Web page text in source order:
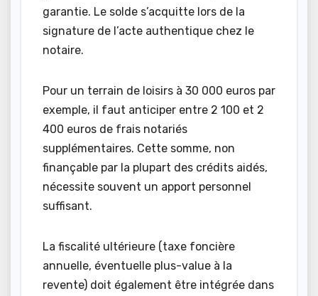
garantie. Le solde s’acquitte lors de la
signature de l’acte authentique chez le
notaire.
Pour un terrain de loisirs à 30 000 euros par
exemple, il faut anticiper entre 2 100 et 2
400 euros de frais notariés
supplémentaires. Cette somme, non
finançable par la plupart des crédits aidés,
nécessite souvent un apport personnel
suffisant.
La fiscalité ultérieure (taxe foncière
annuelle, éventuelle plus-value à la
revente) doit également être intégrée dans